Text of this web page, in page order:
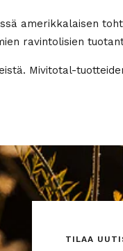
amerikkalaisen
ravintolisien
Mivitotal-
TILAA